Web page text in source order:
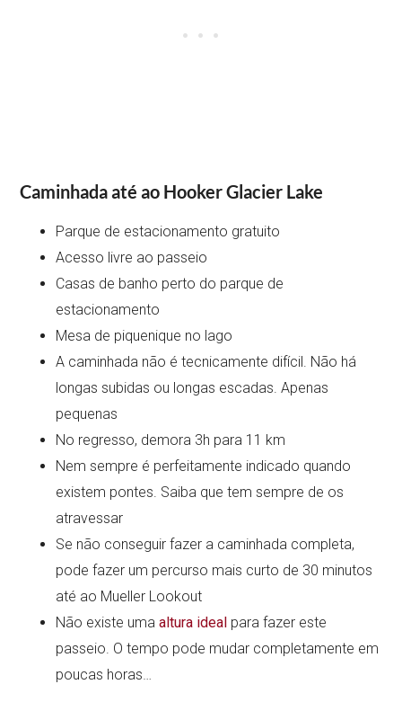
Caminhada até ao Hooker Glacier Lake
Parque de estacionamento gratuito
Acesso livre ao passeio
Casas de banho perto do parque de
estacionamento
Mesa de piquenique no lago
A caminhada não é tecnicamente difícil. Não há
longas subidas ou longas escadas. Apenas
pequenas
No regresso, demora 3h para 11 km
Nem sempre é perfeitamente indicado quando
existem pontes. Saiba que tem sempre de os
atravessar
Se não conseguir fazer a caminhada completa,
pode fazer um percurso mais curto de 30 minutos
até ao Mueller Lookout
Não existe umaaltura ideal para fazer este
passeio. O tempo pode mudar completamente em
poucas horas…